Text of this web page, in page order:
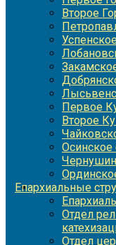
Второе
Первое
Второе
Осинское
Епархиальные
Отдел
Отдел